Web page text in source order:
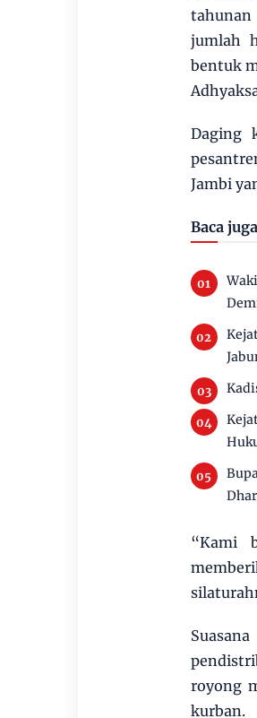
jumlah
bentuk
Daging
Jambi
Baca
“Kami
royong
kurban.